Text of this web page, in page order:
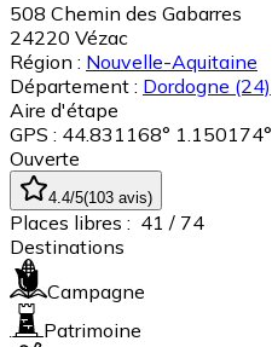
508 Chemin des Gabarres
24220 Vézac
Région : Nouvelle-Aquitaine
Département : Dordogne (24)
Aire d'étape
GPS : 44.831168° 1.150174°
Ouverte
4.4/5(103 avis)
Places libres : 41 / 74
Destinations
Campagne
Patrimoine